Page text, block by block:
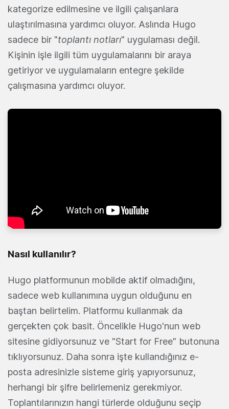
kategorize edilmesine ve ilgili çalışanlara
ulaştırılmasına yardımcı oluyor. Aslında Hugo
sadece bir "toplantı notları" uygulaması değil.
Kişinin işle ilgili tüm uygulamalarını bir araya
getiriyor ve uygulamaların entegre şekilde
çalışmasına yardımcı oluyor.
Nasıl kullanılır?
Hugo platformunun mobilde aktif olmadığını,
sadece web kullanımına uygun olduğunu en
baştan belirtelim. Platformu kullanmak da
gerçekten çok basit. Öncelikle Hugo'nun web
sitesine gidiyorsunuz ve "Start for Free" butonuna
tıklıyorsunuz. Daha sonra işte kullandığınız e-
posta adresinizle sisteme giriş yapıyorsunuz,
herhangi bir şifre belirlemeniz gerekmiyor.
Toplantılarınızın hangi türlerde olduğunu seçip